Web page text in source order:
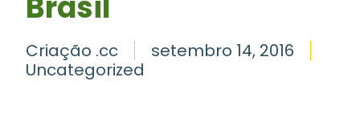
Criação .cc
setembro 14, 2016
Uncategorized